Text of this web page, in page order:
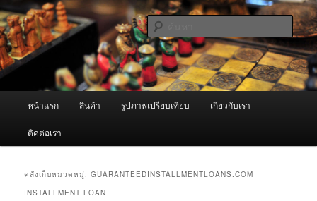
ข้าม
ไป
ยัง
เนื้อหา
หลัก
ข้าม
ไป
บทความ
รอง
ผู้นำเข้าเครื่องพ่นหมอกควัน Best
Fogger / Fogger One และ อะไหล่
จำหน่ายเครื่องพ่นหมอกควัน คุณภาพดี บริการด้วยความจริงใจ
ค้นหา
หน้าแรก สินค้า รูปภาพเปรียบเทียบ เกี่ยวกับเรา
ติดต่อเรา
คลังเก็บหมวดหมู่:GUARANTEEDINSTALLMENTLOANS.COM
INSTALLMENT LOAN